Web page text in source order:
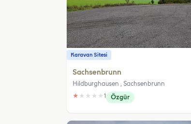
Karavan Sitesi
Sachsenbrunn
Hildburghausen , Sachsenbrunn
★ ★ ★ ★ ★ 1 Özgür